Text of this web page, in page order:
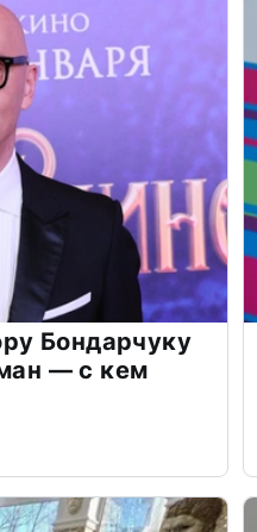
Бондарчуку
— с кем